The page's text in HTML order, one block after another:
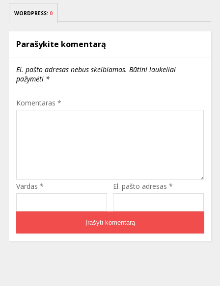
WORDPRESS: 0
Parašykite komentarą
El. pašto adresas nebus skelbiamas. Būtini laukeliai
pažymėti *
Komentaras *
Vardas * El. pašto adresas *